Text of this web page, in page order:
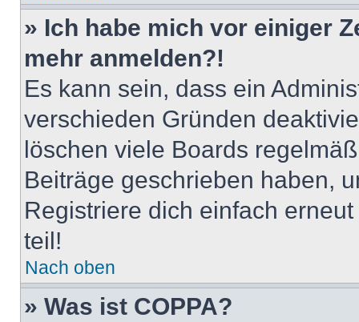
» Ich habe mich vor einiger
mehr anmelden?!
Es kann sein, dass ein
verschieden Gründen
löschen viele Boards
Beiträge geschrieben haben,
Registriere dich einfach
teil!
Nach oben
» Was ist COPPA?